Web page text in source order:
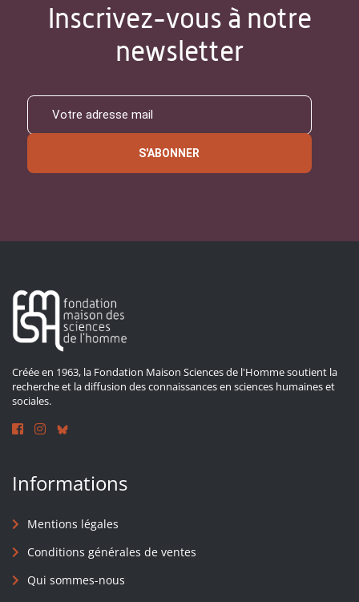
Inscrivez-vous à notre
newsletter
S'ABONNER
Créée en 1963, la Fondation Maison Sciences de l'Homme soutient la
recherche et la diffusion des connaissances en sciences humaines et
sociales.
Informations
Mentions légales
Conditions générales de ventes
Qui sommes-nous